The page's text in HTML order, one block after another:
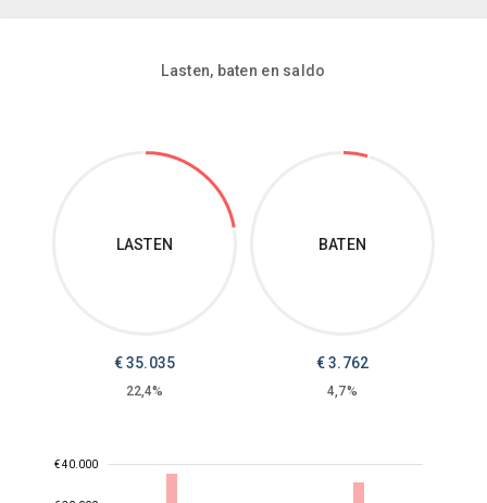
Lasten, baten en saldo
LASTEN
€35.035
22,4%
BATEN
€3.762
4,7%
€ 40.000